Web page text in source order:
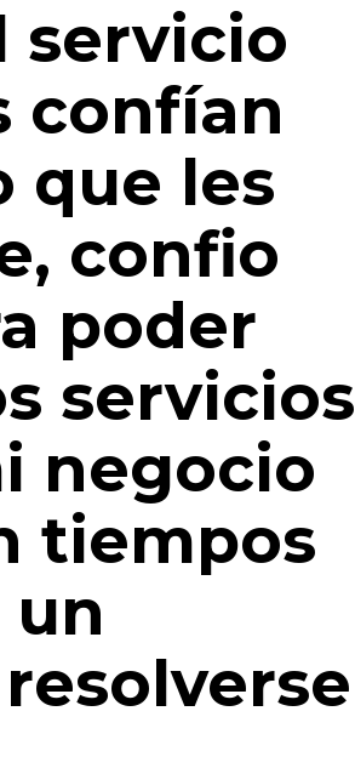
servicio
confían
que les
confio
poder
servicios
negocio
tiempos
un